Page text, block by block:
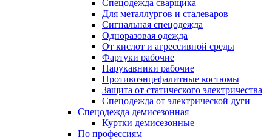
Спецодежда сварщика
Для металлургов и сталеваров
Сигнальная спецодежда
Одноразовая одежда
От кислот и агрессивной среды
Фартуки рабочие
Нарукавники рабочие
Противоэнцефалитные костюмы
Защита от статического электричества
Спецодежда от электрической дуги
Спецодежда демисезонная
Куртки демисезонные
По профессиям